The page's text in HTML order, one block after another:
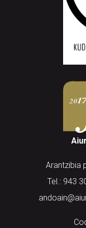
Arantzibia
Tel.: 943